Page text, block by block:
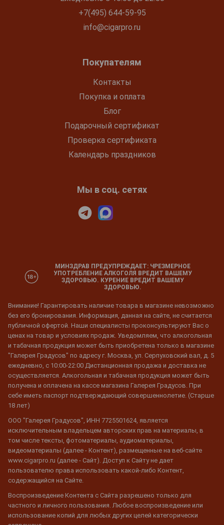
+7(495) 644-59-95
info@cigarpro.ru
Покупателям
Контакты
Покупка и оплата
Блог
Подарочный сертификат
Проверка сертификата
Календарь праздников
Мы в соц. сетях
МИНЗДРАВ ПРЕДУПРЕЖДАЕТ: ЧРЕЗМЕРНОЕ
УПОТРЕБЛЕНИЕ АЛКОГОЛЯ ВРЕДИТ ВАШЕМУ
ЗДОРОВЬЮ. КУРЕНИЕ ВРЕДИТ ВАШЕМУ
ЗДОРОВЬЮ.
Внимание! Гарантировать наличие товара в магазине невозможно
без его бронирования. Информация, данная на сайте, не считается
публичной офертой. Наши специалисты проконсультируют Вас о
ценах на товар и условиях продаж. Уведомляем, что алкогольная
и табачная продукция может быть приобретена только в магазине
"Галерея Градусов" по адресу г. Москва, ул. Серпуховский вал, д. 5
ежедневно, с 10:00-22:00 Дистанционная продажа и доставка не
осуществляется. Алкогольная и табачная продукция может быть
получена и оплачена на кассе магазина Галерея Градусов. При
себе иметь паспорт подтверждающий совершеннолетие. (Старше
18 лет)
ООО "Галерея Градусов", ИНН 7725501624, является
исключительным владельцем авторских прав на материалы, в
том числе тексты, фотоматериалы, аудиоматериалы,
видеоматериалы (далее - Контент), размещенные на веб-сайте
www.cigarpro.ru (далее - Сайт). Доступ к Сайту не дает
пользователю права использовать какой-либо Контент,
содержащийся на Сайте.
Воспроизведение Контента с Сайта разрешено только для
частного и личного пользования. Любое воспроизведение или
использование копий для любых других целей категорически